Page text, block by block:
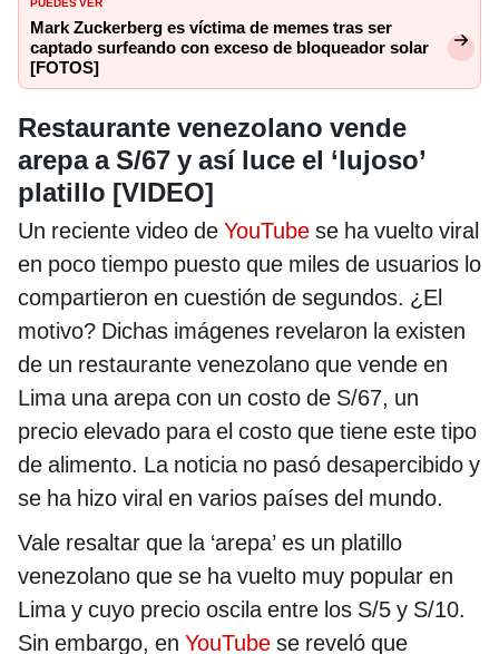
Mark Zuckerberg es víctima de memes tras ser
captado surfeando con exceso de bloqueador solar
[FOTOS]
Restaurante venezolano vende
arepa a S/67 y así luce el ‘lujoso’
platillo [VIDEO]
Un reciente video de YouTube se ha vuelto viral
en poco tiempo puesto que miles de usuarios lo
compartieron en cuestión de segundos. ¿El
motivo? Dichas imágenes revelaron la existen
de un restaurante venezolano que vende en
Lima una arepa con un costo de S/67, un
precio elevado para el costo que tiene este tipo
de alimento. La noticia no pasó desapercibido y
se ha hizo viral en varios países del mundo.
Vale resaltar que la ‘arepa’ es un platillo
venezolano que se ha vuelto muy popular en
Lima y cuyo precio oscila entre los S/5 y S/10.
Sin embargo, en YouTube se reveló que